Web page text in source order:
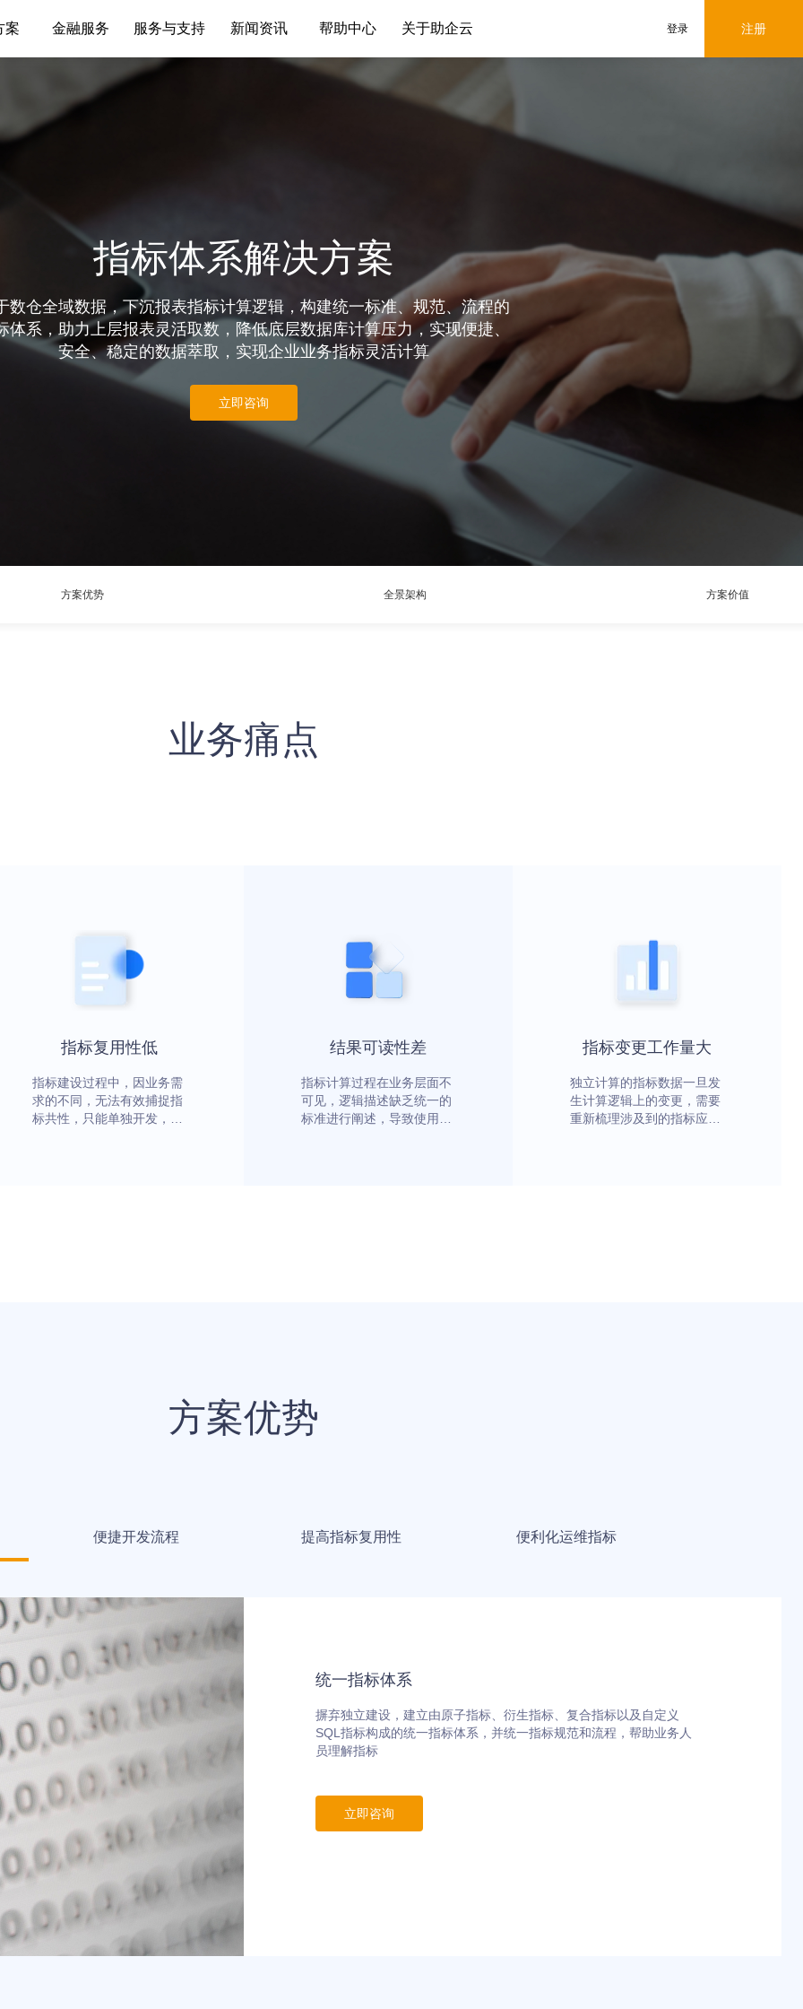
案 金融服务 服务与支持 新闻资讯 帮助中心 关于助企云 登录 注册
指标体系解决方案
数仓全域数据，下沉报表指标计算逻辑，构建统一标准、规范、流程的
体系，助力上层报表灵活取数，降低底层数据库计算压力，实现便捷、
安全、稳定的数据萃取，实现企业业务指标灵活计算
立即咨询
方案优势 全景架构 方案价值
业务痛点
指标复用性低
指标建设过程中，因业务需
求的不同，无法有效捕捉指
标共性，只能单独开发，使
结果可读性差
指标计算过程在业务层面不
可见，逻辑描述缺乏统一的
标准进行阐述，导致使用人
指标变更工作量大
独立计算的指标数据一旦发
生计算逻辑上的变更，需要
重新梳理涉及到的指标应用
方案优势
便捷开发流程 提高指标复用性 便利化运维指标
统一指标体系
摒弃独立建设，建立由原子指标、衍生指标、复合指标以及自定义
SQL指标构成的统一指标体系，并统一指标规范和流程，帮助业务人
员理解指标
立即咨询